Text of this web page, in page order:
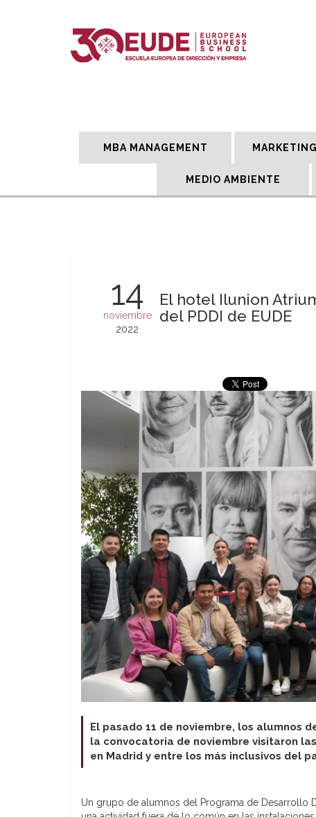
MBA MANAGEMENT
MEDIO AMBIENTE
14
noviembre
2022
El hotel Ilunion
del PDDI de EUDE
El pasado 11 de noviembre, los alumnos
la convocatoria de noviembre visitaron
en Madrid y entre los más inclusivos del
Un grupo de alumnos del Programa de Desarrollo